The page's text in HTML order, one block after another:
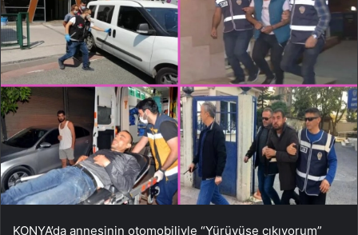
KONYA’da annesinin otomobiliyle “Yürüyüşe çıkıyorum”